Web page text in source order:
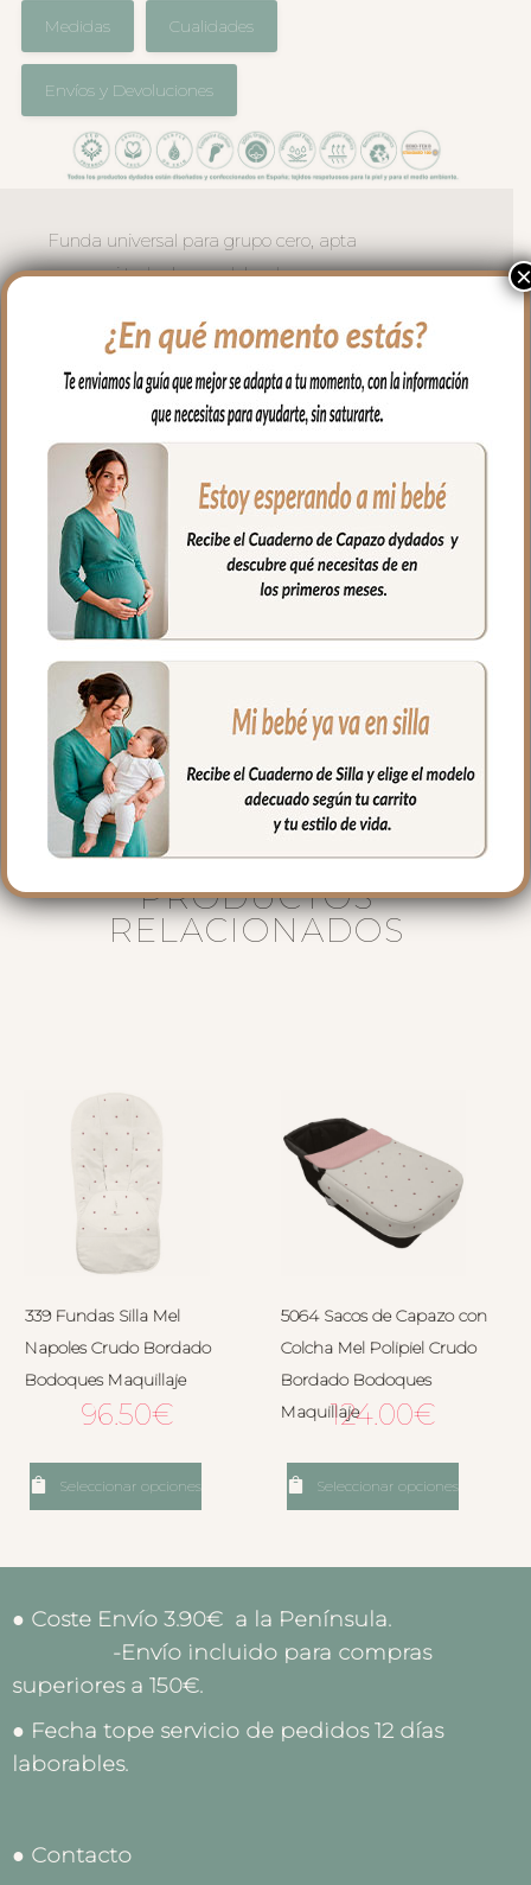
Medidas Cualidades
Envíos y Devoluciones
Funda universal para grupo cero, apta
para casi todos los modelos de grupo cero
El tejido para la funda en piqué bordado;
un piqué de algodón. Con un relleno de
micro fibra hueca para mayor confort del
bebé y muy buena transpirabilidad. Por
el revés un tejido rejilla 3D para una
mejor ventilación.
Ojales en respaldo y culete para la salida
de arneses. Traseras ajustadas con goma
en la parte superior y en la inferior para
que quede bien sujeta.
Puedes lavar a mano o en lavadora,
siempre agua fría, jabones no abrasivos y
secado al natural.
PRODUCTOS
RELACIONADOS
339 Fundas Silla Mel
Napoles Crudo Bordado
Bodoques Maquillaje
96.50€
Seleccionar opciones
5064 Sacos de Capazo con
Colcha Mel Polipiel Crudo
Bordado Bodoques
Maquillaje124.00€
Seleccionar opciones
● Coste Envío 3.90€ a la Península.
-Envío incluido para compras
superiores a 150€.
● Fecha tope servicio de pedidos 12 días
laborables.
● Contacto
×